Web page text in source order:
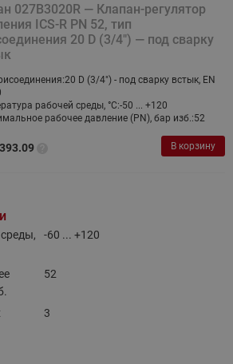
027B3020R — Клапан-регулятор
ICS-R PN 52, тип
20 D (3/4") — под сварку
20 D (3/4") - под сварку встык, EN
рабочей среды, °С:-50 ... +120
рабочее давление (PN), бар изб.:52
В корзину
-60 ... +120
52
3